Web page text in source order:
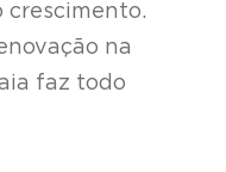
crescimento.
na
faz todo